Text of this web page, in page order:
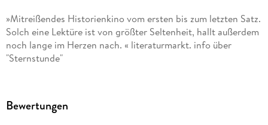
»Mitreißendes Historienkino vom ersten bis zum letzten Satz.
Solch eine Lektüre ist von größter Seltenheit, hallt außerdem
noch lange im Herzen nach. « literaturmarkt. info über
"Sternstunde"
stets aufrecht erhalten wird. « Sandy Kolbuch, schwarzlicht.
Bewertungen